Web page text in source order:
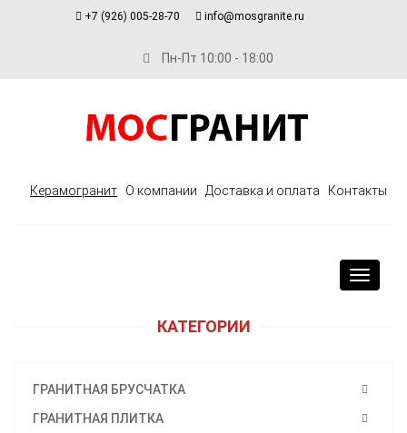
+7 (926) 005-28-70 info@mosgranite.ru
Пн-Пт 10:00 - 18:00
Керамогранит О компании Доставка и оплата Контакты
Toggle
КАТЕГОРИИ
ГРАНИТНАЯ БРУСЧАТКА
ГРАНИТНАЯ ПЛИТКА